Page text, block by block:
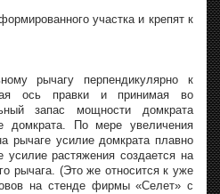
участка и крепят к
рычагу перпендикулярно к
ось правки и принимая во
запас мощности домкрата
домкрата. По мере увеличения
рычаге усилие домкрата плавно
растяжения создается на
рычага. (Это же относится к уже
на стенде фирмы «Селет» с